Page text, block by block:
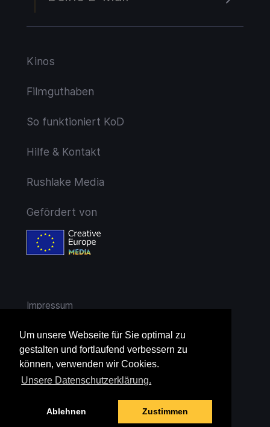
Um unsere Webseite für Sie optimal zu
gestalten und fortlaufend verbessern zu
können, verwenden wir Cookies.
Unsere Datenschutzerklärung.
Ablehnen Zustimmen
Kinos
Filmguthaben
So funktioniert KoD
Hilfe & Kontakt
Rushlake Media
Gefördert von
Impressum
AGB
Widerruf